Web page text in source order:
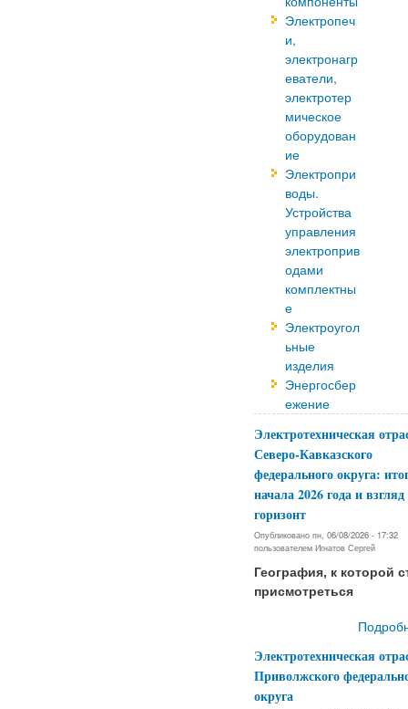
Электропеч
и,
электронагр
еватели,
электротер
мическое
оборудован
ие
Электропри
воды.
Устройства
управления
электроприв
одами
комплектны
е
Электроугол
ьные
изделия
Энергосбер
ежение
Электротехническая
Северо-Кавказского
федерального округа:
начала 2026 года и
горизонт
Опубликовано пн, 06/08/2026 - 17:32
пользователем Игнатов Сергей
География, к которой
присмотреться
Электротехническая
Приволжского
округа